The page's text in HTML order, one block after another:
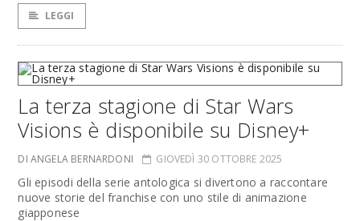
LEGGI
La terza stagione di Star Wars
Visions è disponibile su Disney+
DI ANGELA BERNARDONI GIOVEDÌ 30 OTTOBRE 2025
Gli episodi della serie antologica si divertono a raccontare
nuove storie del franchise con uno stile di animazione
giapponese